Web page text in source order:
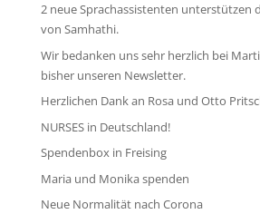
2 neue Sprachassistenten unterstützen
von Samhathi.
Wir bedanken uns sehr herzlich bei
bisher unseren Newsletter.
Herzlichen Dank an Rosa und Otto
NURSES in Deutschland!
Spendenbox in Freising
Maria und Monika spenden
Neue Normalität nach Corona